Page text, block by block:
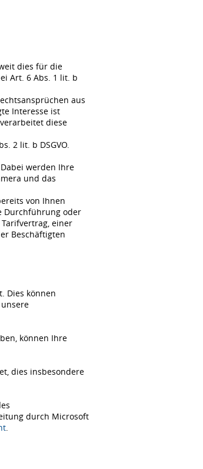
dies für die
Art. 6 Abs. 1 lit. b
aus
Interesse ist
diese
2 lit. b DSGVO.
werden Ihre
und das
von Ihnen
Durchführung oder
einer
Beschäftigten
Dies können
können Ihre
dies insbesondere
durch Microsoft
.